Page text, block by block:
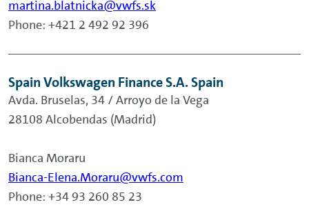
martina.blatnicka@vwfs.sk
Phone: +421 2 492 92 396
Spain Volkswagen Finance S.A. Spain
Avda. Bruselas, 34 / Arroyo de la Vega
28108 Alcobendas (Madrid)
Bianca Moraru
Bianca-Elena.Moraru@vwfs.com
Phone: +34 93 260 85 23